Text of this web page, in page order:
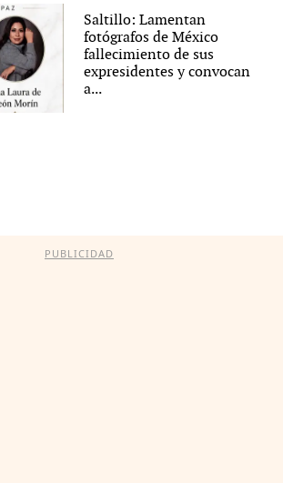
Saltillo: Lamentan
fotógrafos de México
fallecimiento de sus
expresidentes y convocan
a...
PUBLICIDAD